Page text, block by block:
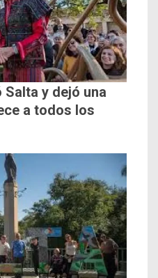
y dejó una
a todos los